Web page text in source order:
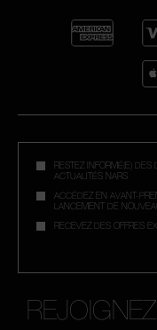
RESTEZ INFORMÉ(E) DES
ACTUALITÉS NARS
ACCÉDEZ EN AVANT-
LANCEMENT DE
RECEVEZ DES OFFRES